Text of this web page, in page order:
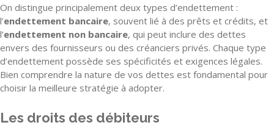
On distingue principalement deux types d’endettement :
l’endettement bancaire, souvent lié à des prêts et crédits, et
l’endettement non bancaire, qui peut inclure des dettes
envers des fournisseurs ou des créanciers privés. Chaque type
d’endettement possède ses spécificités et exigences légales.
Bien comprendre la nature de vos dettes est fondamental pour
choisir la meilleure stratégie à adopter.
Les droits des débiteurs